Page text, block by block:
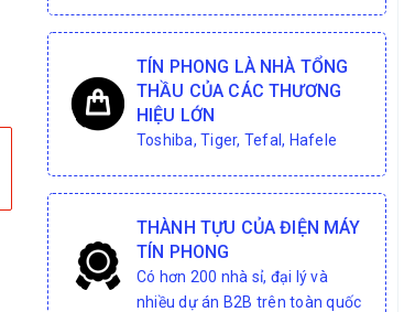
TÍN PHONG LÀ NHÀ TỔNG
THẦU CỦA CÁC THƯƠNG
HIỆU LỚN
Toshiba, Tiger, Tefal, Hafele
THÀNH TỰU CỦA ĐIỆN MÁY
TÍN PHONG
Có hơn 200 nhà sỉ, đại lý và
nhiều dự án B2B trên toàn quốc